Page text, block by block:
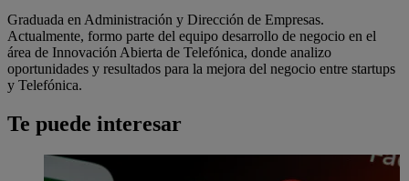
Graduada en Administración y Dirección de Empresas.
Actualmente, formo parte del equipo desarrollo de negocio en el
área de Innovación Abierta de Telefónica, donde analizo
oportunidades y resultados para la mejora del negocio entre startups
y Telefónica.
Te puede interesar